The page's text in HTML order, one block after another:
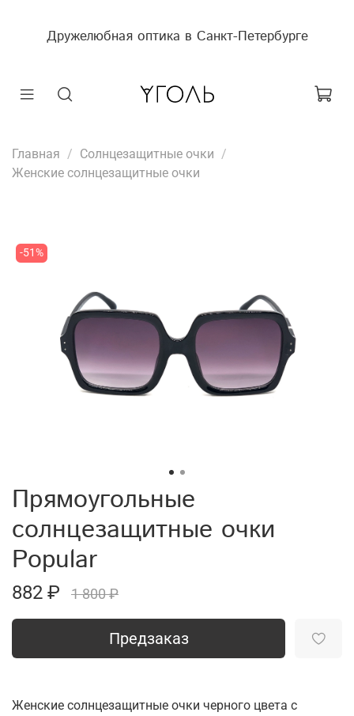
Дружелюбная оптика в Санкт-Петербурге
Главная
Солнцезащитные очки
Женские солнцезащитные очки
-51%
Прямоугольные
солнцезащитные очки
Popular
882 ₽ 1 800 ₽
Предзаказ
Женские солнцезащитные очки черного цвета с